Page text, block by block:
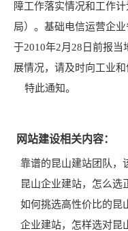
障工作落实情况和工作
局）。基础电信运营企
于2010年2月28日前报
展情况，请及时向工业
特此通知。
网站建设相关内容：
靠谱的昆山建站团队，
昆山企业建站，怎么选
如何挑选高性价比的昆
企业建站，怎样选对昆